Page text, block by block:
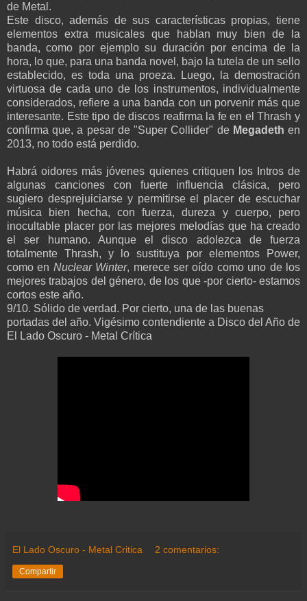
de Metal.
Este disco, además de sus características propias, tiene
elementos extra musicales que hablan muy bien de la
banda, como por ejemplo su duración por encima de la
hora, lo que, para una banda novel, bajo la tutela de un sello
establecido, es toda una proeza. Luego, la demostración
virtuosa de cada uno de los instrumentos, individualmente
considerados, refiere a una banda con un porvenir más que
interesante. Este tipo de discos reafirma la fe en el Thrash y
confirma que, a pesar de "Super Collider" de Megadeth en
2013, no todo está perdido.
Habrá oidores más jóvenes quienes critiquen los Intros de
algunas canciones con fuerte influencia clásica, pero
sugiero desprejuiciarse y permitirse el placer de escuchar
música bien hecha, con fuerza, dureza y cuerpo, pero
inocultable placer por las mejores melodías que ha creado
el ser humano. Aunque el disco adolezca de fuerza
totalmente Thrash, y lo sustituya por elementos Power,
como en Nuclear Winter, merece ser oído como uno de los
mejores trabajos del género, de los que -por cierto- estamos
cortos este año.
9/10. Sólido de verdad. Por cierto, una de las buenas
portadas del año. Vigésimo contendiente a Disco del Año de
El Lado Oscuro - Metal Crítica
El Lado Oscuro - Metal Critica 2 comentarios:
Compartir